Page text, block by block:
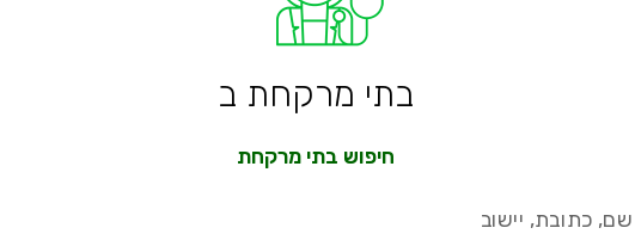
בתי מרקחת ב
חיפוש בתי מרקחת
שם, כתובת, יישוב